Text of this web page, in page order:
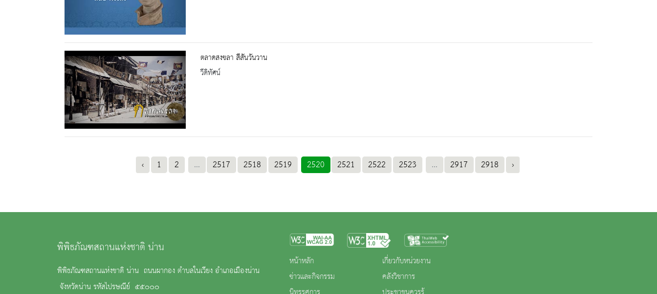
ตลาดสงขลา สีสันวันวาน
วีดิทัศน์
‹ 1 2 ... 2517 2518 2519 2520 2521 2522 2523 ... 2917 2918 ›
พิพิธภัณฑสถานแห่งชาติ น่าน
พิพิธภัณฑสถานแห่งชาติ น่าน ถนนผากอง ตำบลในเวียง อำเภอเมืองน่าน
จังหวัดน่าน รหัสไปรษณีย์ ๕๕๐๐๐
หน้าหลัก
ข่าวและกิจกรรม
เกี่ยวกับหน่วยงาน
คลังวิชาการ